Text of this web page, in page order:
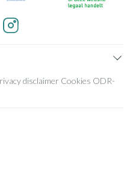
disclaimer Cookies ODR-